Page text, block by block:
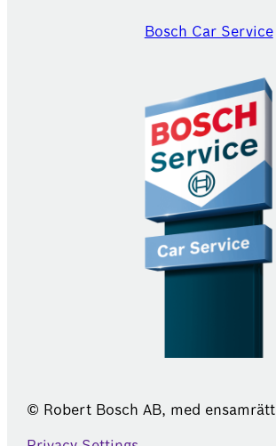
Bosch Car Service
© Robert Bosch AB, med ensamrätt